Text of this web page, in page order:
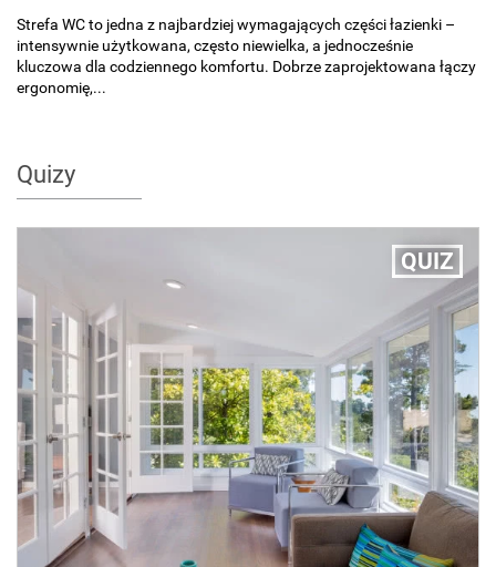
Strefa WC to jedna z najbardziej wymagających części łazienki –
intensywnie użytkowana, często niewielka, a jednocześnie
kluczowa dla codziennego komfortu. Dobrze zaprojektowana łączy
ergonomię,...
Quizy
QUIZ